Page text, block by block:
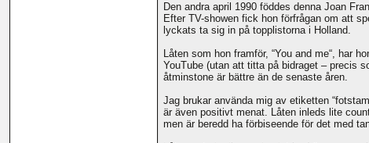
Den andra april 1990 föddes denna Joan
Efter TV-showen fick hon förfrågan om att
lyckats ta sig in på topplistorna i Holland.
Låten som hon framför, “You and me“, har
YouTube (utan att titta på bidraget – precis
åtminstone är bättre än de senaste åren.
Jag brukar använda mig av etiketten
är även positivt menat. Låten inleds lite
men är beredd ha förbiseende för det med